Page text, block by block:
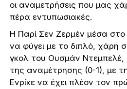
οι αναμετρήσεις που μας
πέρα εντυπωσιακές.
Η Παρί Σεν Ζερμέν μέσα
να φύγει με το διπλό, χάρη
γκολ του Ουσμάν Ντεμπελέ,
της αναμέτρησης (0-1), με
Ενρίκε να έχει πλέον τον